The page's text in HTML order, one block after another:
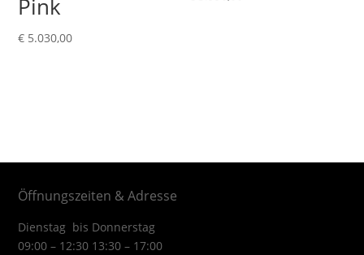
Pink
€ 5.030,00
Öffnungszeiten & Adresse
Dienstag bis Donnerstag
09:00 – 12:30 13:30 – 17:00